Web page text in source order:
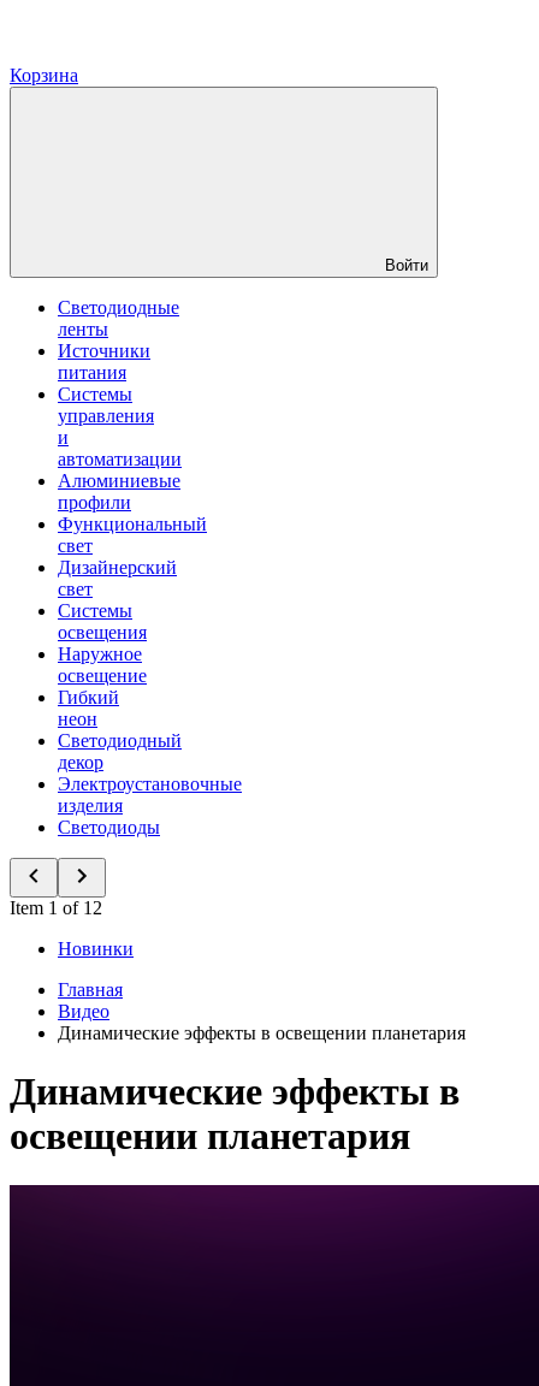
Корзина
Войти
Светодиодные
ленты
Источники
питания
Системы
управления
и
автоматизации
Алюминиевые
профили
Функциональный
свет
Дизайнерский
свет
Системы
освещения
Наружное
освещение
Гибкий
неон
Светодиодный
декор
Электроустановочные
изделия
Светодиоды
Item 1 of 12
Новинки
Главная
Видео
Динамические эффекты в освещении планетария
Динамические эффекты в
освещении планетария